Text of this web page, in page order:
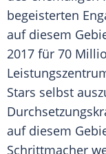
begeisterten
auf diesem
2017 für 70
Stars selbst
auf diesem
Schrittmacher